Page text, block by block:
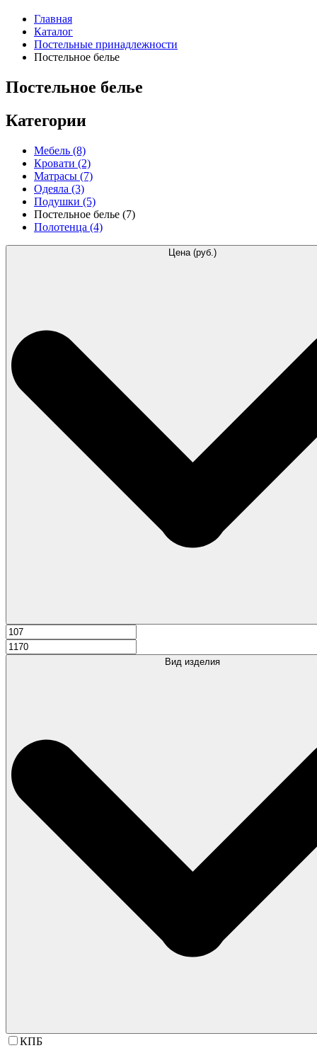
Главная
Каталог
Постельные принадлежности
Постельное белье
Постельное белье
Категории
Мебель (8)
Кровати (2)
Матрасы (7)
Одеяла (3)
Подушки (5)
Постельное белье (7)
Полотенца (4)
Цена (руб.)
КПБ